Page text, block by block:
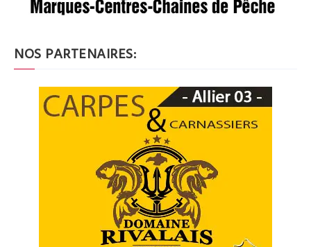
NOS PARTENAIRES: